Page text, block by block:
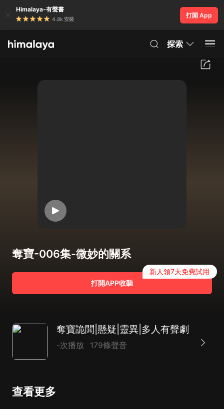
Himalaya-有聲書
4.8k 安裝
打開 App
探索
奪寶-006集-微妙的關系
打開APP收聽
新人領7天免費試用
奪寶詭聞|懸疑|靈異|多人有聲劇
-次播放 179條聲音
查看更多